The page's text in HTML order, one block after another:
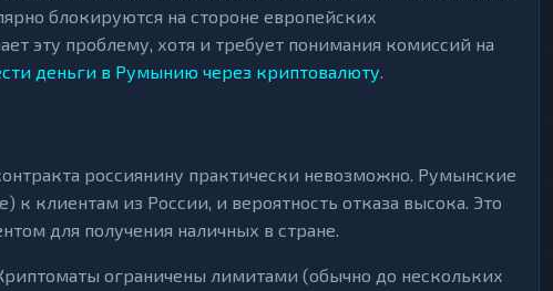
блокируются на стороне европейских
эту проблему, хотя и требует понимания комиссий на
деньги в Румынию через криптовалюту.
россиянину практически невозможно. Румынские
клиентам из России, и вероятность отказа высока. Это
для получения наличных в стране.
ограничены лимитами (обычно до нескольких